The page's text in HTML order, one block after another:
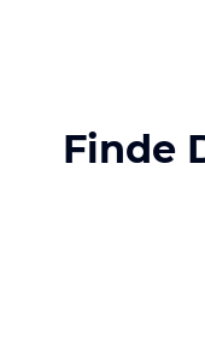
Finde